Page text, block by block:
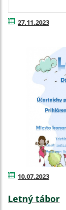
27.11.2023
10.07.2023
Letný tábor